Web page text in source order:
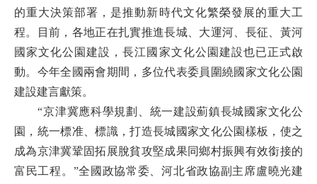
的重大決策部署，是推動新時代文化繁榮發展的重大工
程。目前，各地正在扎實推進長城、大運河、長征、黃河
國家文化公園建設，長江國家文化公園建設也已正式啟
動。今年全國兩會期間，多位代表委員圍繞國家文化公園
建設建言獻策。
“京津冀應科學規劃、統一建設薊鎮長城國家文化公
園，統一標准、標識，打造長城國家文化公園樣板，使之
成為京津冀鞏固拓展脫貧攻堅成果同鄉村振興有效銜接的
富民工程。”全國政協常委、河北省政協副主席盧曉光建